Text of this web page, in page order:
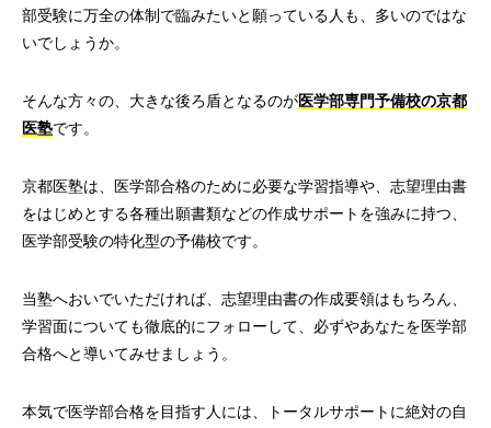
部受験に万全の体制で臨みたいと願っている人も、多いのではな
いでしょうか。
そんな方々の、大きな後ろ盾となるのが医学部専門予備校の京都
医塾です。
京都医塾は、医学部合格のために必要な学習指導や、志望理由書
をはじめとする各種出願書類などの作成サポートを強みに持つ、
医学部受験の特化型の予備校です。
当塾へおいでいただければ、志望理由書の作成要領はもちろん、
学習面についても徹底的にフォローして、必ずやあなたを医学部
合格へと導いてみせましょう。
本気で医学部合格を目指す人には、トータルサポートに絶対の自